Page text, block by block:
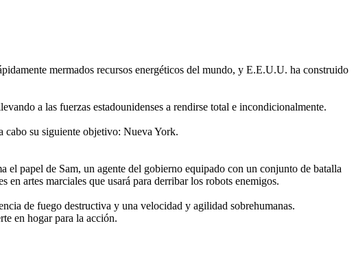
mermados recursos energéticos del mundo, y E.E.U.U. ha construido
a las fuerzas estadounidenses a rendirse total e incondicionalmente.
cabo su siguiente objetivo: Nueva York.
papel de Sam, un agente del gobierno equipado con un conjunto de batalla
artes marciales que usará para derribar los robots enemigos.
de fuego destructiva y una velocidad y agilidad sobrehumanas.
en hogar para la acción.